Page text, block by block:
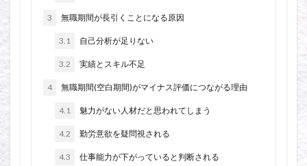
3 無職期間が長引くことになる原因
3.1 自己分析が足りない
3.2 実績とスキル不足
4 無職期間(空白期間)がマイナス評価につながる理由
4.1 魅力がない人材だと思われてしまう
4.2 勤労意欲を疑問視される
4.3 仕事能力が下がっていると判断される